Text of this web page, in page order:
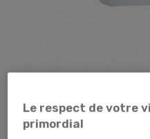
21,59 €
Le respect de votre
primordial